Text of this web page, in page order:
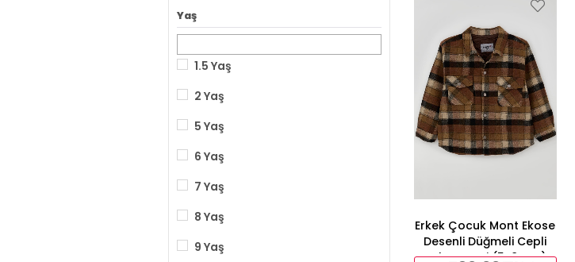
Yaş
1.5 Yaş
2 Yaş
5 Yaş
6 Yaş
7 Yaş
8 Yaş
9 Yaş
Erkek Çocuk Mont Ekose
Desenli Düğmeli Cepli
Kahverengi (5-8 Yaş)